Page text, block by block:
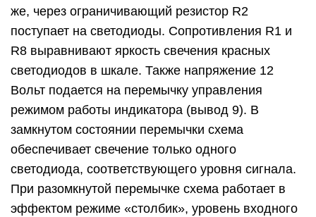
же, через ограничивающий резистор R2
поступает на светодиоды. Сопротивления R1 и
R8 выравнивают яркость свечения красных
светодиодов в шкале. Также напряжение 12
Вольт подается на перемычку управления
режимом работы индикатора (вывод 9). В
замкнутом состоянии перемычки схема
обеспечивает свечение только одного
светодиода, соответствующего уровня сигнала.
При разомкнутой перемычке схема работает в
эффектом режиме «столбик», уровень входного